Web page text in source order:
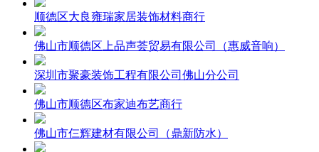
顺德区大良雍瑞家居装饰材料商行
佛山市顺德区上品声荟贸易有限公司（惠威音响）
深圳市聚豪装饰工程有限公司佛山分公司
佛山市顺德区布家迪布艺商行
佛山市仨辉建材有限公司（鼎新防水）